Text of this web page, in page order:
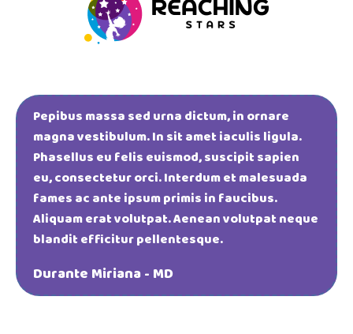
Pepibus massa sed urna dictum, in ornare
magna vestibulum. In sit amet iaculis ligula.
Phasellus eu felis euismod, suscipit sapien
eu, consectetur orci. Interdum et malesuada
fames ac ante ipsum primis in faucibus.
Aliquam erat volutpat. Aenean volutpat neque
blandit efficitur pellentesque.
Durante Miriana - MD